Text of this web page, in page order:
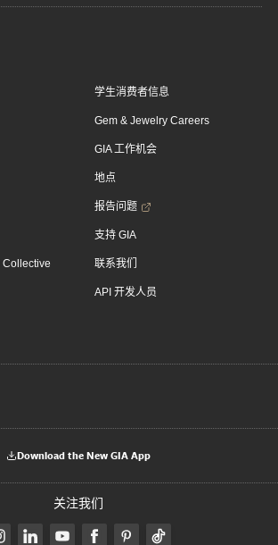
Collective
学生消费者信息
Gem & Jewelry Careers
GIA 工作机会
地点
报告问题
支持 GIA
联系我们
API 开发人员
Download the New GIA App
关注我们